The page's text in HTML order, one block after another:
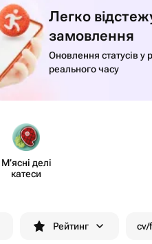
Легко
замовлення
Оновлення статусів у
реального часу
М’ясні делі​
катеси
Рейтинг cv/